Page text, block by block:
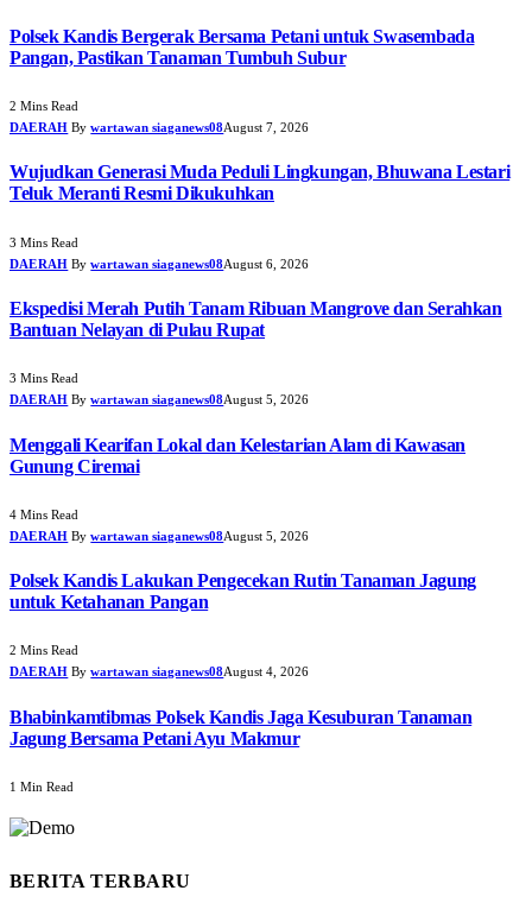
Polsek Kandis Bergerak Bersama Petani untuk Swasembada
Pangan, Pastikan Tanaman Tumbuh Subur
2 Mins Read
DAERAH By wartawan siaganews08August 7, 2026
Wujudkan Generasi Muda Peduli Lingkungan, Bhuwana Lestari
Teluk Meranti Resmi Dikukuhkan
3 Mins Read
DAERAH By wartawan siaganews08August 6, 2026
Ekspedisi Merah Putih Tanam Ribuan Mangrove dan Serahkan
Bantuan Nelayan di Pulau Rupat
3 Mins Read
DAERAH By wartawan siaganews08August 5, 2026
Menggali Kearifan Lokal dan Kelestarian Alam di Kawasan
Gunung Ciremai
4 Mins Read
DAERAH By wartawan siaganews08August 5, 2026
Polsek Kandis Lakukan Pengecekan Rutin Tanaman Jagung
untuk Ketahanan Pangan
2 Mins Read
DAERAH By wartawan siaganews08August 4, 2026
Bhabinkamtibmas Polsek Kandis Jaga Kesuburan Tanaman
Jagung Bersama Petani Ayu Makmur
1 Min Read
BERITA TERBARU